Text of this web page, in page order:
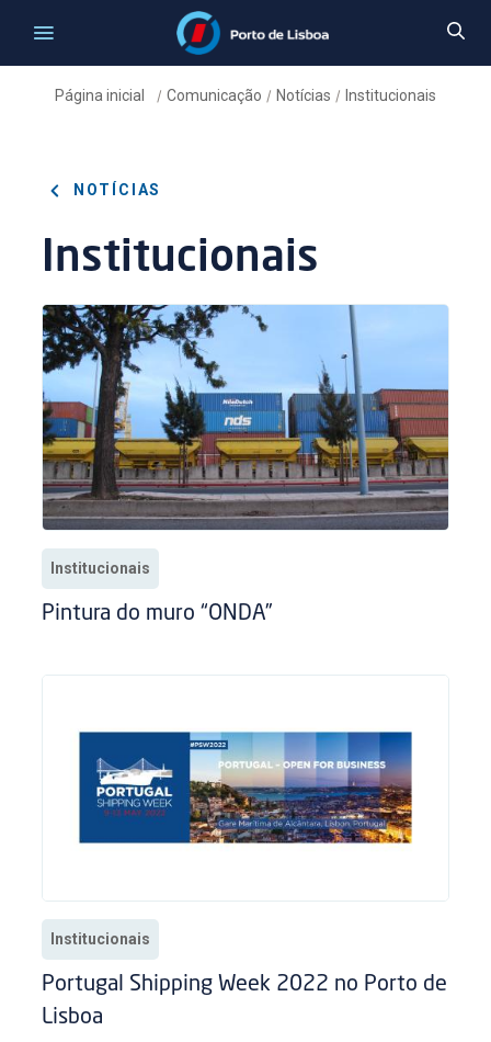
Página inicial / Comunicação / Notícias / Institucionais
NOTÍCIAS
Institucionais
Institucionais
Pintura do muro “ONDA”
Institucionais
Portugal Shipping Week 2022 no Porto de
Lisboa